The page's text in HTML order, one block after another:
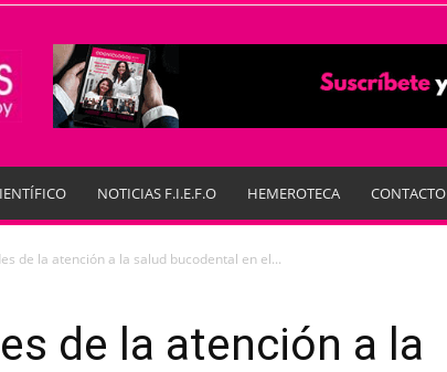
NOTICIAS F.I.E.F.O HEMEROTECA CONTACTO
de la atención a la salud bucodental en el...
de la atención a la